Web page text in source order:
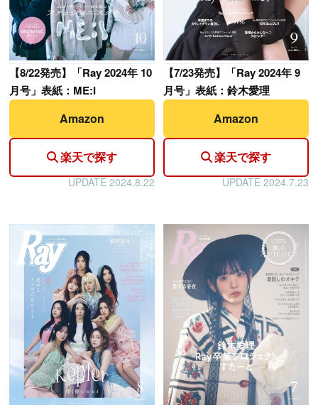
【8/22発売】「Ray 2024年 10
月号」表紙：ME:I
Amazon
楽天で探す
UPDATE 2024.8.22
【7/23発売】「Ray 2024年 9
月号」表紙：鈴木愛理
Amazon
楽天で探す
UPDATE 2024.7.23